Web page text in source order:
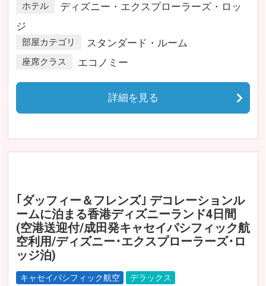
ホテル
ディズニー・エクスプローラーズ・ロッ
ジ
部屋カテゴリ スタンダード・ルーム
座席クラス エコノミー
詳細を見る
｢ダッフィー＆フレンズ｣ デコレーションル
ームに泊まる香港ディズニーランド4日間
(空港送迎付/成田発キャセイパシフィック航
空利用/ディズニー･エクスプローラーズ･ロ
ッジ泊)
キャセイパシフィック航空
デラックス